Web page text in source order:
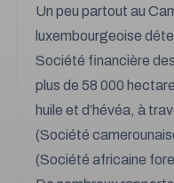
Un peu partout au
luxembourgeoise
Société financière
plus de 58 000
huile et d’hévéa, à
(Société
(Société africaine